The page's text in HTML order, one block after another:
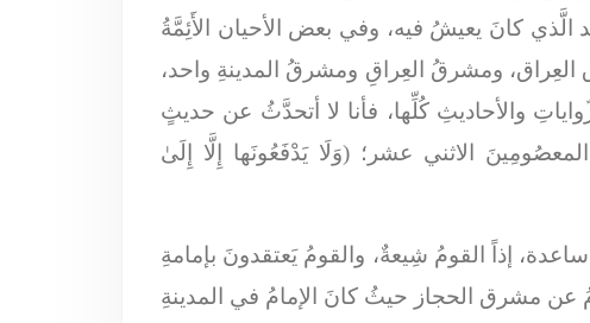
الَّذي كانَ يعيشُ فيه، وفي بعض الأحيان الأَئِمَّةُ
ومشرقُ العِراقِ ومشرقُ المدينةِ واحد،
والأحاديثِ كُلِّها، فأنا لا أتحدَّثُ عن حديثٍ
المعصُومِينَ الاثني عشر؛ (وَلَا يَدْفَعُونَها إِلَّا إِلَىٰ
إذاً القومُ شِيعةٌ، والقومُ يَعتقدونَ بإمامةِ
عن مشرق الحجاز حيثُ كانَ الإمامُ في المدينةِ